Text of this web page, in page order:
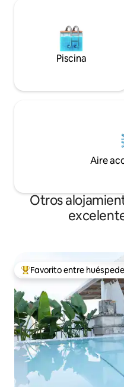
Piscina
Aire
Otros
Favorito entre huéspedes
Favorito entre